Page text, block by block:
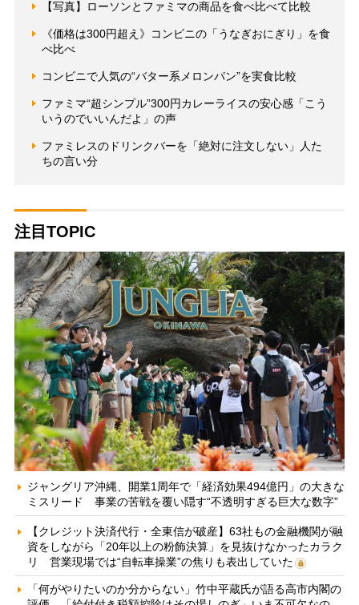
【写真】ローソンとファミマの商品を食べ比べて比較
《価格は300円超え》コンビニの「うなぎおにぎり」を食
べ比べ
コンビニで人気の“バター系メロンパン”を実食比較
ファミマ“超シンプル”300円カレーライスの安心感「こう
いうのでいいんだよ」の声
ファミレスのドリンクバーを「絶対に注文しない」人た
ちの言い分
注目TOPIC
ジャングリア沖縄、開業1周年で「経済効果494億円」の大きな
ミスリード 事業の苦戦を覆い隠す“不透明すぎる巨大な数字”
【クレジット決済代行・全東信が破産】63社もの金融機関が融
資をしながら「20年以上の粉飾決算」を見抜けなかったカラク
リ 営業現場では“自転車操業”の焦りも表出していた
「何がやりたいのか分からない」竹中平蔵氏が語る高市内閣の